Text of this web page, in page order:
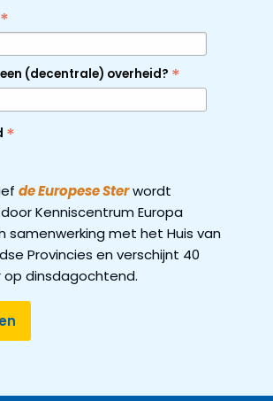
*
(decentrale) overheid? *
*
de Europese Sterwordt
Kenniscentrum Europa
samenwerking met het Huis van
Provincies en verschijnt 40
op dinsdagochtend.